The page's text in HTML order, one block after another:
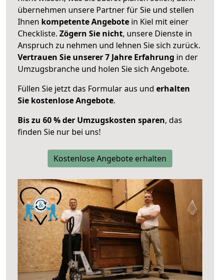
übernehmen unsere Partner für Sie und stellen
Ihnen kompetente Angebote in Kiel mit einer
Checkliste. Zögern Sie nicht, unsere Dienste in
Anspruch zu nehmen und lehnen Sie sich zurück.
Vertrauen Sie unserer 7 Jahre Erfahrung in der
Umzugsbranche und holen Sie sich Angebote.
Füllen Sie jetzt das Formular aus und erhalten
Sie kostenlose Angebote.
Bis zu 60 % der Umzugskosten sparen, das
finden Sie nur bei uns!
Kostenlose Angebote erhalten